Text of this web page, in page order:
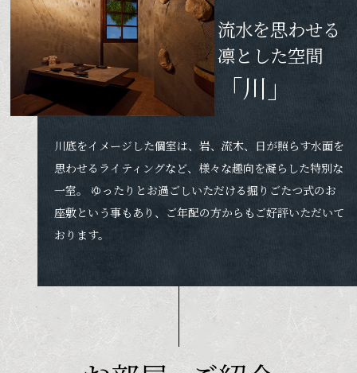
流水を思わせる
凛とした空間
「川」
川底をイメージした個室は、岩、流木、日が照らす水面を
思わせるライティングなど、様々な趣向を凝らした特別な
一室。 ゆったりとお過ごしいただける掘りごたつ式のお
座敷という事もあり、ご年配の方からもご好評いただいて
おります。